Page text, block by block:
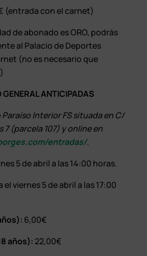
(entrada con el carnet)
de abonado es ORO, podrás
al Palacio de Deportes
(no es necesario que
ANTICIPADAS
Paraíso Interior FS situada en C/
7 (parcela 107) y online en
entradas/.
5 de abril a las 14:00 horas.
el viernes 5 de abril a las 17:00
6,00€
años): 22,00€